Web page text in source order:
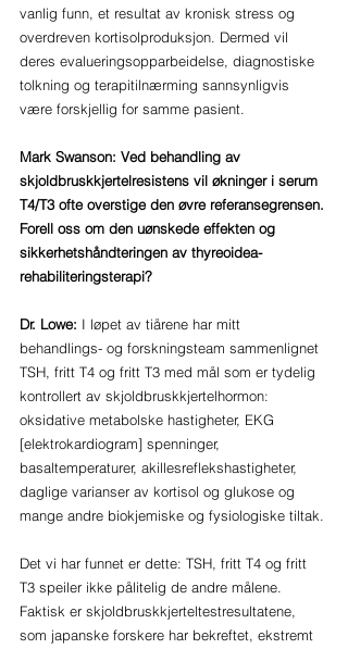
vanlig funn, et resultat av kronisk stress og
overdreven kortisolproduksjon. Dermed vil
deres evalueringsopparbeidelse, diagnostiske
tolkning og terapitilnærming sannsynligvis
være forskjellig for samme pasient.
Mark Swanson: Ved behandling av
skjoldbruskkjertelresistens vil økninger i serum
T4/T3 ofte overstige den øvre referansegrensen.
Forell oss om den uønskede effekten og
sikkerhetshåndteringen av thyreoidea-
rehabiliteringsterapi?
Dr. Lowe: I løpet av tiårene har mitt
behandlings- og forskningsteam sammenlignet
TSH, fritt T4 og fritt T3 med mål som er tydelig
kontrollert av skjoldbruskkjertelhormon:
oksidative metabolske hastigheter, EKG
[elektrokardiogram] spenninger,
basaltemperaturer, akillesreflekshastigheter,
daglige varianser av kortisol og glukose og
mange andre biokjemiske og fysiologiske tiltak.
Det vi har funnet er dette: TSH, fritt T4 og fritt
T3 speiler ikke pålitelig de andre målene.
Faktisk er skjoldbruskkjerteltestresultatene,
som japanske forskere har bekreftet, ekstremt